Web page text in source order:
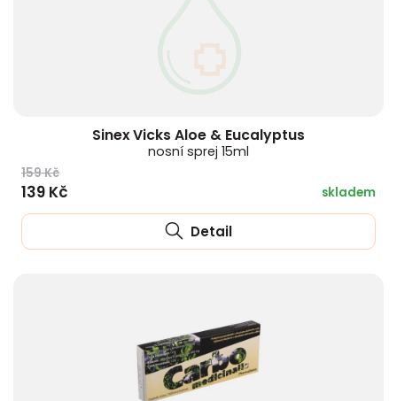
Sinex Vicks Aloe & Eucalyptus
nosní sprej 15ml
159 Kč
139 Kč skladem
Detail